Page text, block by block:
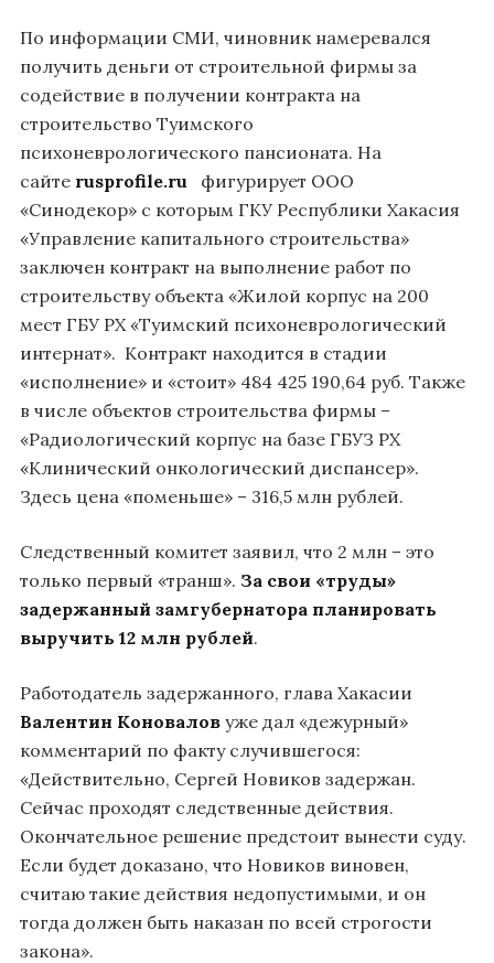
По информации СМИ, чиновник намеревался
получить деньги от строительной фирмы за
содействие в получении контракта на
строительство Туимского
психоневрологического пансионата. На
сайте rusprofile.ru фигурирует ООО
«Синодекор» с которым ГКУ Республики Хакасия
«Управление капитального строительства»
заключен контракт на выполнение работ по
строительству объекта «Жилой корпус на 200
мест ГБУ РХ «Туимский психоневрологический
интернат». Контракт находится в стадии
«исполнение» и «стоит» 484 425 190,64 руб. Также
в числе объектов строительства фирмы –
«Радиологический корпус на базе ГБУЗ РХ
«Клинический онкологический диспансер».
Здесь цена «поменьше» – 316,5 млн рублей.
Следственный комитет заявил, что 2 млн – это
только первый «транш». За свои «труды»
задержанный замгубернатора планировать
выручить 12 млн рублей.
Работодатель задержанного, глава Хакасии
Валентин Коновалов уже дал «дежурный»
комментарий по факту случившегося:
«Действительно, Сергей Новиков задержан.
Сейчас проходят следственные действия.
Окончательное решение предстоит вынести суду.
Если будет доказано, что Новиков виновен,
считаю такие действия недопустимыми, и он
тогда должен быть наказан по всей строгости
закона».